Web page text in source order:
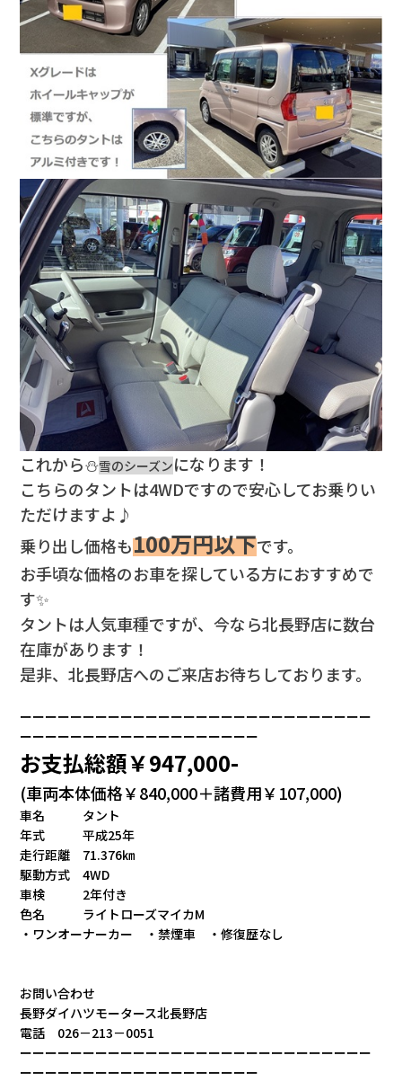
これから⛄雪のシーズンになります！
こちらのタントは4WDですので安心してお乗りい
ただけますよ♪
乗り出し価格も100万円以下です。
お手頃な価格のお車を探している方におすすめで
す✨
タントは人気車種ですが、今なら北長野店に数台
在庫があります！
是非、北長野店へのご来店お待ちしております。
ーーーーーーーーーーーーーーーーーーーーーーーーーーーー
ーーーーーーーーーーーーーーーーーーー
お支払総額￥947,000-
(車両本体価格￥840,000＋諸費用￥107,000)
車名 タント
年式 平成25年
走行距離 71.376㎞
駆動方式 4WD
車検 2年付き
色名 ライトローズマイカM
・ワンオーナーカー ・禁煙車 ・修復歴なし
お問い合わせ
長野ダイハツモータース北長野店
電話 026－213－0051
ーーーーーーーーーーーーーーーーーーーーーーーーーーーー
ーーーーーーーーーーーーーーーーーーー